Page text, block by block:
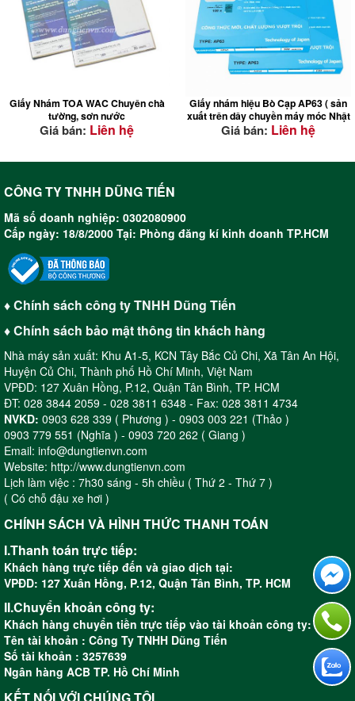
ĐẶC TÍNH NỔI BẬT
Giấy Nhám TOA WAC Chuyên chà
tường, sơn nước
Giá bán: Liên hệ
Giấy nhám hiệu Bò Cạp AP63 ( sản
xuất trên dây chuyền máy móc Nhật
Bản )
mạt gỗ trong lúc chà , làm cho
mọi góc của sản phẩm
Hạt cát rất cứng và sắc: tiết
kiệm thời gian chà và sức lực
Hạt cát đều: cho ra bề mặt sản
phẩm tuyệt hảo
Nhắn tin ngay cho page để
Giá bán: Liên hệ
CÔNG TY TNHH DŨNG TIẾN
Mã số doanh nghiệp: 0302080900
Cấp ngày: 18/8/2000 Tại: Phòng đăng kí kinh doanh TP.HCM
♦ Chính sách công ty TNHH Dũng Tiến
♦ Chính sách bảo mật thông tin khách hàng
Nhà máy sản xuất: Khu A1-5, KCN Tây Bắc Củ Chi, Xã Tân An Hội,
Huyện Củ Chi, Thành phố Hồ Chí Minh, Việt Nam
VPĐD: 127 Xuân Hồng, P.12, Quận Tân Bình, TP. HCM
ĐT: 028 3844 2059 - 028 3811 6348 - Fax: 028 3811 4734
NVKD: 0903 628 339 ( Phương ) - 0903 003 221 (Thảo )
0903 779 551 (Nghĩa ) - 0903 720 262 ( Giang )
Email: info@dungtienvn.com
Website: http://www.dungtienvn.com
Lịch làm việc : 7h30 sáng - 5h chiều ( Thứ 2 - Thứ 7 )
( Có chỗ đậu xe hơi )
CHÍNH SÁCH VÀ HÌNH THỨC THANH TOÁN
I.Thanh toán trực tiếp:
Khách hàng trực tiếp đến và giao dịch tại:
VPĐD: 127 Xuân Hồng, P.12, Quận Tân Bình, TP. HCM
II.Chuyển khoản công ty:
Khách hàng chuyển tiền trực tiếp vào tài khoản công ty:
Tên tài khoản : Công Ty TNHH Dũng Tiến
Số tài khoản : 3257639
Ngân hàng ACB TP. Hồ Chí Minh